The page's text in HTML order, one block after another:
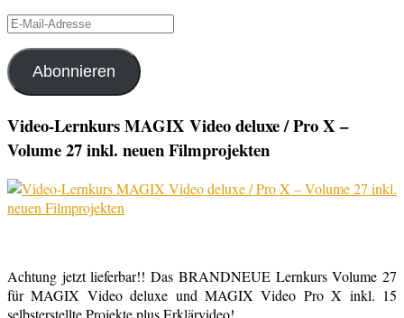
E-
Adresse
Abonnieren
Video-Lernkurs MAGIX Video deluxe / Pro X –
Volume 27 inkl. neuen Filmprojekten
Achtung jetzt lieferbar!! Das BRANDNEUE Lernkurs Volume 27
für MAGIX Video deluxe und MAGIX Video Pro X inkl. 15
selbsterstellte Projekte plus Erklärvideo!